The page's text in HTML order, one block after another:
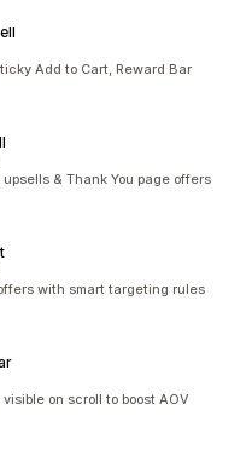
Add to Cart, Reward Bar
& Thank You page offers
with smart targeting rules
on scroll to boost AOV